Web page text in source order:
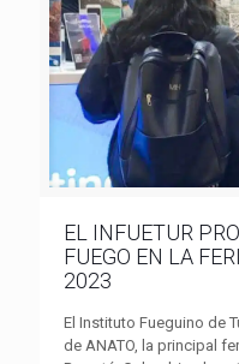
EL INFUETUR
FUEGO EN LA
2023
El Instituto Fueguino de
de ANATO, la principal